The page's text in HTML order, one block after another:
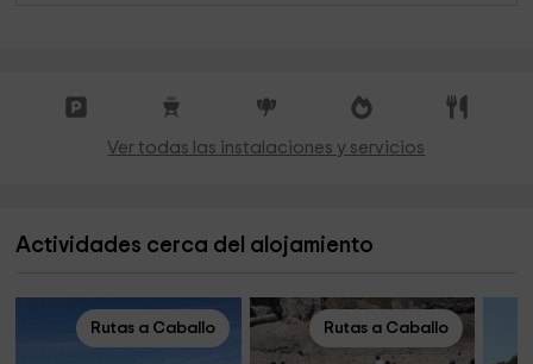
Ver todas las instalaciones y servicios
Actividades cerca del alojamiento
Rutas a Caballo Rutas a Caballo